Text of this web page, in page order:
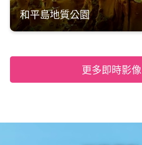
和平島地質公園
更多即時影像